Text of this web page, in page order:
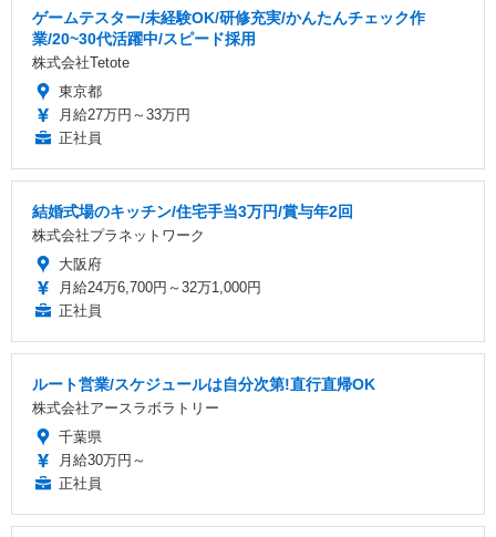
ゲームテスター/未経験OK/研修充実/かんたんチェック作
業/20~30代活躍中/スピード採用
株式会社Tetote
東京都
月給27万円～33万円
正社員
結婚式場のキッチン/住宅手当3万円/賞与年2回
株式会社プラネットワーク
大阪府
月給24万6,700円～32万1,000円
正社員
ルート営業/スケジュールは自分次第!直行直帰OK
株式会社アースラボラトリー
千葉県
月給30万円～
正社員